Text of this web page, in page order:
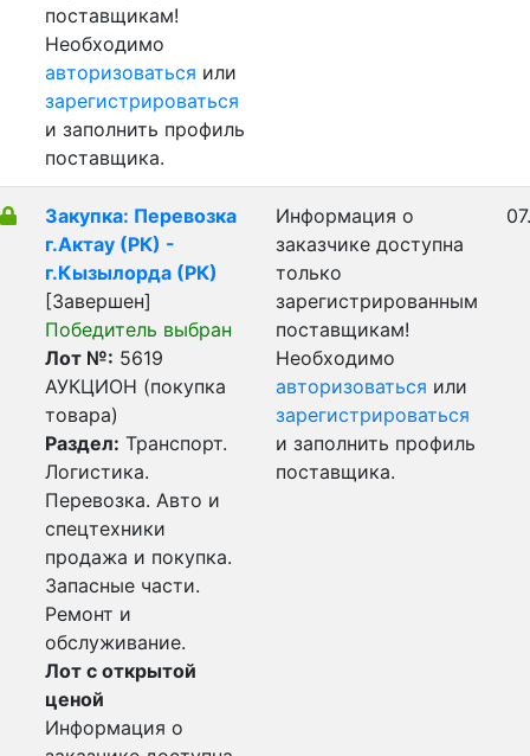
поставщикам!
Необходимо
авторизоваться или
зарегистрироваться
и заполнить профиль
поставщика.
Закупка: Перевозка
г.Актау (РК) -
г.Кызылорда (РК)
[Завершен]
Победитель выбран
Лот №: 5619
АУКЦИОН (покупка
товара)
Раздел: Транспорт.
Логистика.
Перевозка. Авто и
спецтехники
продажа и покупка.
Запасные части.
Ремонт и
обслуживание.
Лот с открытой
ценой
Информация о
Информация о
заказчике доступна
только
зарегистрированным
поставщикам!
Необходимо
авторизоваться или
зарегистрироваться
и заполнить профиль
поставщика.